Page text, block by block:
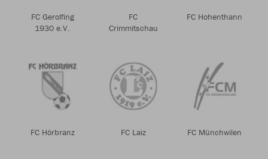
FC Gerolfing
1930 e.V.
FC
Crimmitschau
FC Hohenthann
FC Hörbranz FC Laiz FC Münchwilen